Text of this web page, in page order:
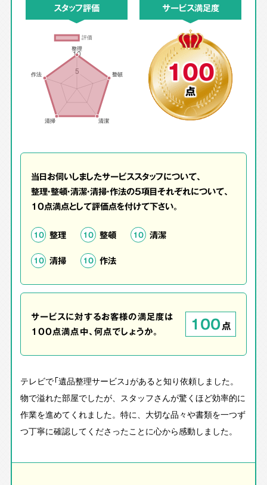
スタッフ評価 サービス満足度
100
点
当日お伺いしましたサービススタッフについて、
整理・整頓・清潔・清掃・作法の5項目それぞれについて、
10点満点として評価点を付けて下さい。
10 整理 10 整頓 10 清潔
10 清掃 10 作法
サービスに対するお客様の満足度は
100点満点中、何点でしょうか。
100点
テレビで「遺品整理サービス」があると知り依頼しました。
物で溢れた部屋でしたが、スタッフさんが驚くほど効率的に
作業を進めてくれました。特に、大切な品々や書類を一つず
つ丁寧に確認してくださったことに心から感動しました。